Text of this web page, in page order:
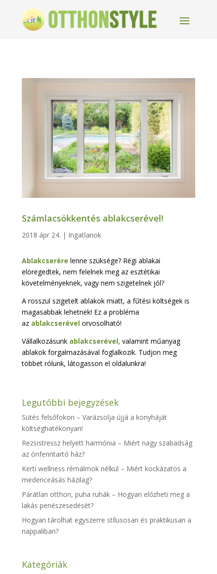
Számlacsökkentés ablakcserével!
2018 ápr 24. | Ingatlanok
Ablakcserére lenne szüksége? Régi ablakai
elöregedtek, nem felelnek meg az esztétikai
követelményeknek, vagy nem szigetelnek jól?
A rosszul szigetelt ablakok miatt, a fűtési költségek is
magasabbak lehetnek! Ez a probléma
az ablakcserével orvosolható!
Vállalkozásunk ablakcserével, valamint műanyag
ablakok forgalmazásával foglalkozik. Tudjon meg
többet rólunk, látogasson el oldalunkra!
Legutóbbi bejegyzések
Sütés felsőfokon – Varázsolja újjá a konyháját
költséghatékonyan!
Rezsistressz helyett harmónia – Miért nagy szabadság
az önfenntartó ház?
Kerti wellness rémálmok nélkül – Miért kockázatos a
medenceásás házilag?
Párátlan otthon, puha ruhák – Hogyan előzheti meg a
lakás penészesedését?
Hogyan tárolhat egyszerre stílusosan és praktikusan a
nappaliban?
Kategóriák